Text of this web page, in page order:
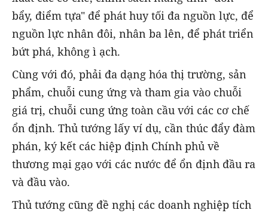
bẩy, điểm tựa" để phát huy tối đa nguồn lực, để
nguồn lực nhân đôi, nhân ba lên, để phát triển
bứt phá, không ì ạch.
Cùng với đó, phải đa dạng hóa thị trường, sản
phẩm, chuỗi cung ứng và tham gia vào chuỗi
giá trị, chuỗi cung ứng toàn cầu với các cơ chế
ổn định. Thủ tướng lấy ví dụ, cần thúc đẩy đàm
phán, ký kết các hiệp định Chính phủ về
thương mại gạo với các nước để ổn định đầu ra
và đầu vào.
Thủ tướng cũng đề nghị các doanh nghiệp tích